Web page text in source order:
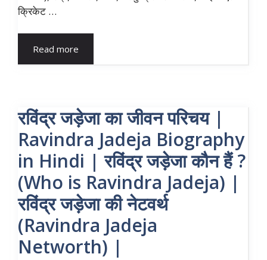
क्रिकेट …
Read more
रविंद्र जड़ेजा का जीवन परिचय |
Ravindra Jadeja Biography
in Hindi | रविंद्र जड़ेजा कौन हैं ?
(Who is Ravindra Jadeja) |
रविंद्र जड़ेजा की नेटवर्थ
(Ravindra Jadeja
Networth) |